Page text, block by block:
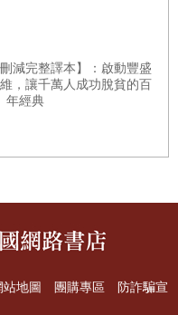
自以為頗有自信的我，
後來奉為畢生志業的
偷懶，可以說，我的新
戶都跟我說：「你變得
減完整譯本】：啟動豐盛
，讓千萬人成功脫貧的百
年經典
站地圖 團購專區
防詐騙宣